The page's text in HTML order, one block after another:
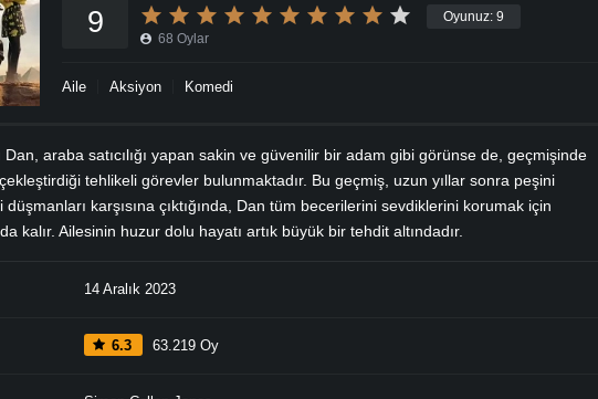
Oyunuz: 9
9 68 Oylar
Aile Aksiyon Komedi
Dan, araba satıcılığı yapan sakin ve güvenilir bir adam gibi görünse de, geçmişinde
tehlikeli görevler bulunmaktadır. Bu geçmiş, uzun yıllar sonra peşini
düşmanları karşısına çıktığında, Dan tüm becerilerini sevdiklerini korumak için
kalır. Ailesinin huzur dolu hayatı artık büyük bir tehdit altındadır.
14 Aralık 2023
6.3 63.219 Oy